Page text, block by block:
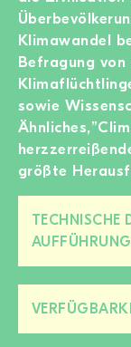
Klimawandel
Befragung von
sowie
größte
TECHNISCHE